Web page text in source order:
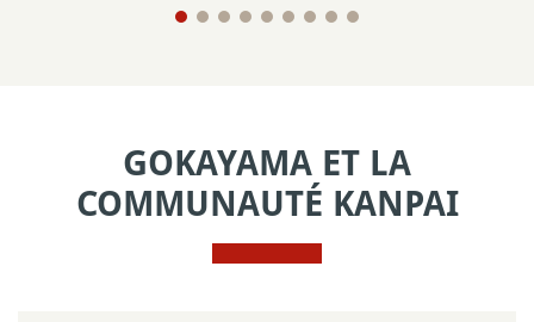
GOKAYAMA ET LA
COMMUNAUTÉ KANPAI